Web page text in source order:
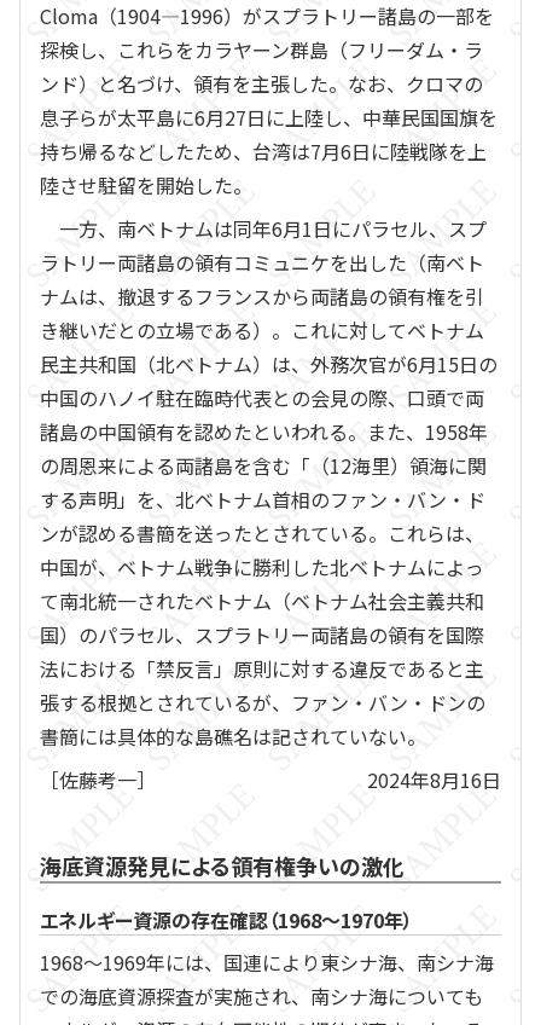
Cloma（1904―1996）がスプラトリー諸島の一部を
探検し、これらをカラヤーン群島（フリーダム・ラ
ンド）と名づけ、領有を主張した。なお、クロマの
息子らが太平島に6月27日に上陸し、中華民国国旗を
持ち帰るなどしたため、台湾は7月6日に陸戦隊を上
陸させ駐留を開始した。
一方、南ベトナムは同年6月1日にパラセル、スプ
ラトリー両諸島の領有コミュニケを出した（南ベト
ナムは、撤退するフランスから両諸島の領有権を引
き継いだとの立場である）。これに対してベトナム
民主共和国（北ベトナム）は、外務次官が6月15日の
中国のハノイ駐在臨時代表との会見の際、口頭で両
諸島の中国領有を認めたといわれる。また、1958年
の周恩来による両諸島を含む「（12海里）領海に関
する声明」を、北ベトナム首相のファン・バン・ド
ンが認める書簡を送ったとされている。これらは、
中国が、ベトナム戦争に勝利した北ベトナムによっ
て南北統一されたベトナム（ベトナム社会主義共和
国）のパラセル、スプラトリー両諸島の領有を国際
法における「禁反言」原則に対する違反であると主
張する根拠とされているが、ファン・バン・ドンの
書簡には具体的な島礁名は記されていない。
［佐藤考一］
2024年8月16日
海底資源発見による領有権争いの激化
エネルギー資源の存在確認（1968～1970年）
1968～1969年には、国連により東シナ海、南シナ海
での海底資源探査が実施され、南シナ海についても